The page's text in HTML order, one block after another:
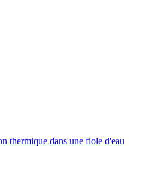
thermique dans une fiole d'eau